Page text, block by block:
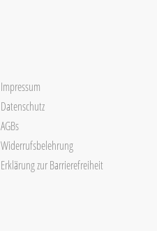
Impressum
Datenschutz
AGBs
Widerrufsbelehrung
Erklärung zur Barrierefreiheit